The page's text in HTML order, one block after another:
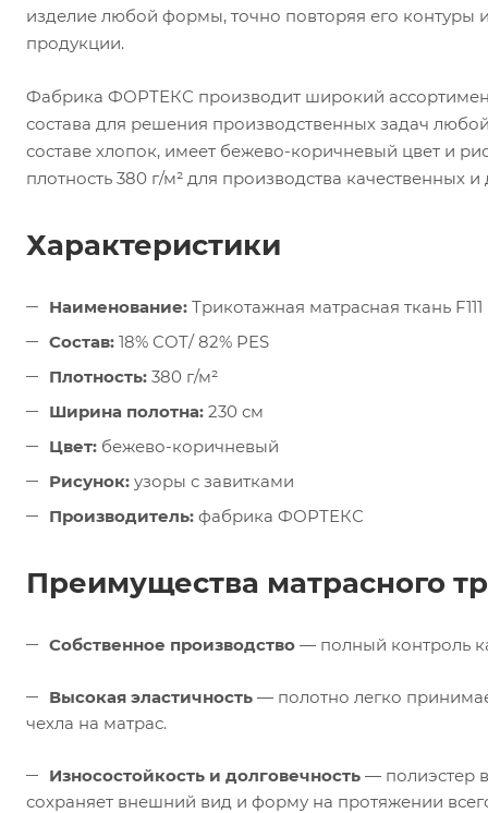
изделие любой формы, точно повторяя его контуры
продукции.
Фабрика ФОРТЕКС производит широкий
состава для решения производственных задач
составе хлопок, имеет бежево-коричневый цвет и
плотность 380 г/м² для производства качественных
Характеристики
Наименование: Трикотажная матрасная ткань
Состав: 18% COT/ 82% PES
Плотность: 380 г/м²
Ширина полотна: 230 см
Цвет: бежево-коричневый
Рисунок: узоры с завитками
Производитель: фабрика ФОРТЕКС
Преимущества матрасного
Собственное производство — полный контроль
Высокая эластичность — полотно легко
чехла на матрас.
Износостойкость и долговечность — полиэстер
сохраняет внешний вид и форму на протяжении